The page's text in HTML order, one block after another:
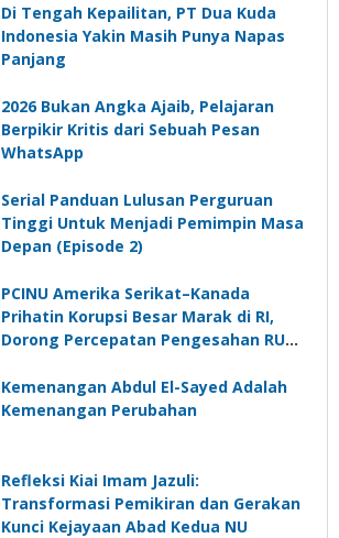
Di Tengah Kepailitan, PT Dua Kuda
Indonesia Yakin Masih Punya Napas
Panjang
2026 Bukan Angka Ajaib, Pelajaran
Berpikir Kritis dari Sebuah Pesan
WhatsApp
Serial Panduan Lulusan Perguruan
Tinggi Untuk Menjadi Pemimpin Masa
Depan (Episode 2)
PCINU Amerika Serikat–Kanada
Prihatin Korupsi Besar Marak di RI,
Dorong Percepatan Pengesahan RUU
Kemenangan Abdul El-Sayed Adalah
Kemenangan Perubahan
Refleksi Kiai Imam Jazuli:
Transformasi Pemikiran dan Gerakan
Kunci Kejayaan Abad Kedua NU